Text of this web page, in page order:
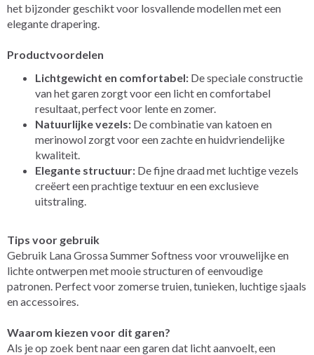
het bijzonder geschikt voor losvallende modellen met een
elegante drapering.
Productvoordelen
Lichtgewicht en comfortabel: De speciale constructie
van het garen zorgt voor een licht en comfortabel
resultaat, perfect voor lente en zomer.
Natuurlijke vezels: De combinatie van katoen en
merinowol zorgt voor een zachte en huidvriendelijke
kwaliteit.
Elegante structuur: De fijne draad met luchtige vezels
creëert een prachtige textuur en een exclusieve
uitstraling.
Tips voor gebruik
Gebruik Lana Grossa Summer Softness voor vrouwelijke en
lichte ontwerpen met mooie structuren of eenvoudige
patronen. Perfect voor zomerse truien, tunieken, luchtige sjaals
en accessoires.
Waarom kiezen voor dit garen?
Als je op zoek bent naar een garen dat licht aanvoelt, een